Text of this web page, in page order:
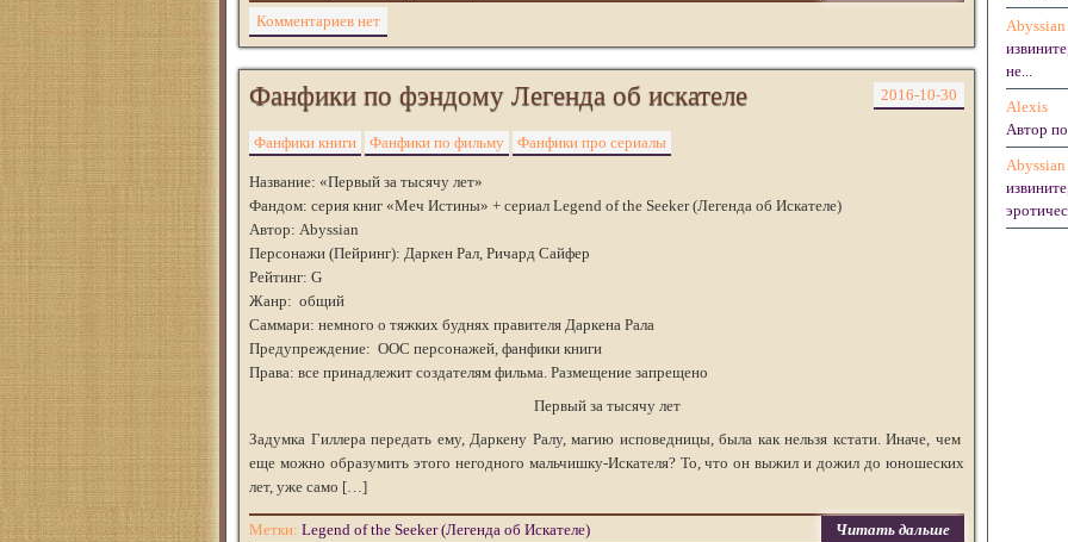
Комментариев нет
Фанфики по фэндому Легенда об искателе 2016-10-30
Фанфики книги Фанфики по фильму Фанфики про сериалы
Название: «Первый за тысячу лет»
Фандом: серия книг «Меч Истины» + сериал Legend of the Seeker (Легенда об Искателе)
Автор: Abyssian
Персонажи (Пейринг): Даркен Рал, Ричард Сайфер
Рейтинг: G
Жанр: общий
Саммари: немного о тяжких буднях правителя Даркена Рала
Предупреждение: ООС персонажей, фанфики книги
Права: все принадлежит создателям фильма. Размещение запрещено
Первый за тысячу лет
Задумка Гиллера передать ему, Даркену Ралу, магию исповедницы, была как нельзя кстати. Иначе, чем
еще можно образумить этого негодного мальчишку-Искателя? То, что он выжил и дожил до юношеских
лет, уже само […]
Читать дальше
Метки: Legend of the Seeker (Легенда об Искателе)
Abyssian
не...
Alexis
Автор
Abyssian